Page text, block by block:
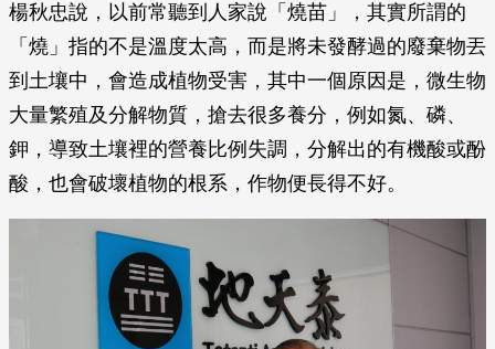
楊秋忠說，以前常聽到人家說「燒苗」，其實所謂的
「燒」指的不是溫度太高，而是將未發酵過的廢棄物丟
到土壤中，會造成植物受害，其中一個原因是，微生物
大量繁殖及分解物質，搶去很多養分，例如氮、磷、
鉀，導致土壤裡的營養比例失調，分解出的有機酸或酚
酸，也會破壞植物的根系，作物便長得不好。